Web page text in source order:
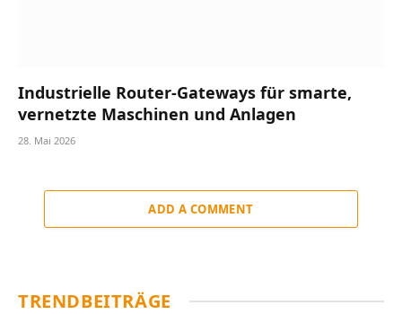
Industrielle Router-Gateways für smarte,
vernetzte Maschinen und Anlagen
28. Mai 2026
ADD A COMMENT
TRENDBEITRÄGE